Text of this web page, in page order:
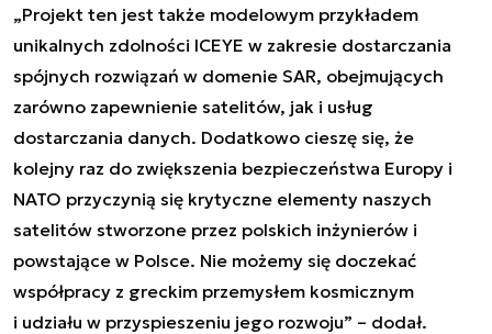
„Projekt ten jest także modelowym przykładem
unikalnych zdolności ICEYE w zakresie dostarczania
spójnych rozwiązań w domenie SAR, obejmujących
zarówno zapewnienie satelitów, jak i usług
dostarczania danych. Dodatkowo cieszę się, że
kolejny raz do zwiększenia bezpieczeństwa Europy i
NATO przyczynią się krytyczne elementy naszych
satelitów stworzone przez polskich inżynierów i
powstające w Polsce. Nie możemy się doczekać
współpracy z greckim przemysłem kosmicznym
i udziału w przyspieszeniu jego rozwoju” – dodał.